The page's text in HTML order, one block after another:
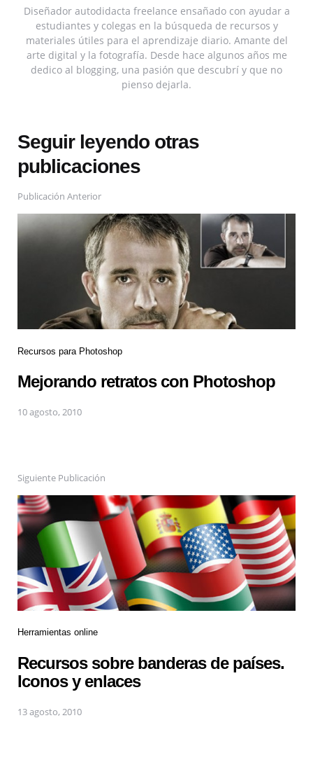
Diseñador autodidacta freelance ensañado con ayudar a
estudiantes y colegas en la búsqueda de recursos y
materiales útiles para el aprendizaje diario. Amante del
arte digital y la fotografía. Desde hace algunos años me
dedico al blogging, una pasión que descubrí y que no
pienso dejarla.
Seguir leyendo otras
publicaciones
Publicación Anterior
Recursos para Photoshop
Mejorando retratos con Photoshop
10 agosto, 2010
Siguiente Publicación
Herramientas online
Recursos sobre banderas de países.
Iconos y enlaces
13 agosto, 2010